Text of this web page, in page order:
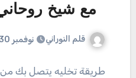
مع شيخ روحاني
قلم النوراني نوفمبر 30, 2025
طريقة تخليه يتصل بك